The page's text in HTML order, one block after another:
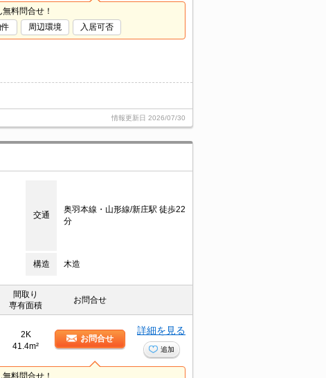
料問合せ！
周辺環境 入居可否
情報更新日 2026/07/30
交通
奥羽本線・山形線/新庄駅 徒歩22
分
構造 木造
間取り
専有面積
お問合せ
2K
41.4m²
お問合せ
詳細を見る
追加
料問合せ！